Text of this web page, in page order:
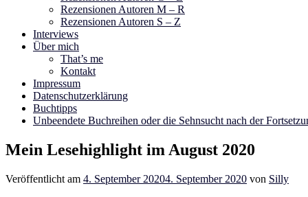
Rezensionen Autoren M – R
Rezensionen Autoren S – Z
Interviews
Über mich
That’s me
Kontakt
Impressum
Datenschutzerklärung
Buchtipps
Unbeendete Buchreihen oder die Sehnsucht nach der
Mein Lesehighlight im August 2020
Veröffentlicht am 4. September 20204. September 2020 von Silly